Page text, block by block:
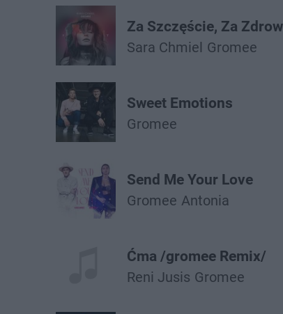
Za Szczęście, Za
Sara Chmiel Gromee
Sweet Emotions
Gromee
Send Me Your Love
Gromee Antonia
Ćma /gromee Remix/
Reni Jusis Gromee